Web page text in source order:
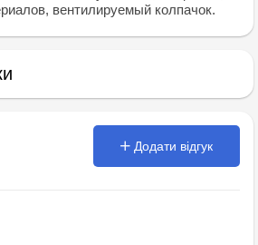
вентилируемый колпачок.
Додати відгук